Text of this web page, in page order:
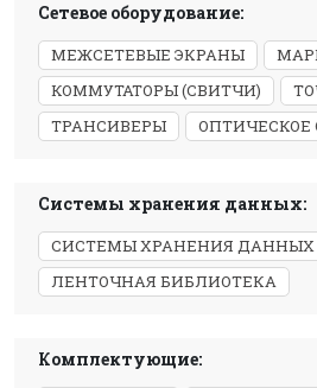
Сетевое оборудование:
МЕЖСЕТЕВЫЕ ЭКРАНЫ
КОММУТАТОРЫ (СВИТЧИ)
ТРАНСИВЕРЫ
ОПТИЧЕСКОЕ
Системы хранения данных:
СИСТЕМЫ ХРАНЕНИЯ ДАННЫХ
ЛЕНТОЧНАЯ БИБЛИОТЕКА
Комплектующие: